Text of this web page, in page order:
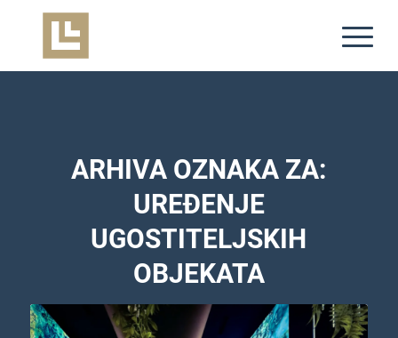
ARHIVA OZNAKA ZA:
UREĐENJE
UGOSTITELJSKIH
OBJEKATA